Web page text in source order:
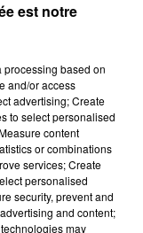
Voir plus
pour
est notre
based on
and/or access
advertising; Create
to select personalised
content
or combinations
services; Create
personalised
security, prevent and
and content;
may